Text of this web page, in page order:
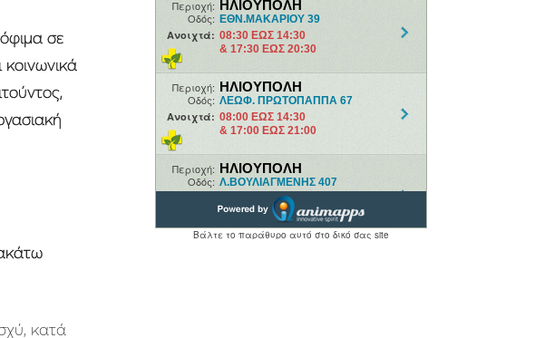
σε
κατά